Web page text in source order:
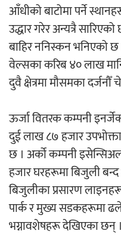
गीति
आँधीको बाटोमा पर्ने
उद्धार गरेर अन्यत्रै
बाहिर ननिस्कन भनिएको छ
वेल्सका करिब ४० लाख
दुवै क्षेत्रमा मौसमका
ऊर्जा वितरक कम्पनी
दुई लाख ८७ हजार
छ । अर्को कम्पनी
हजार घरहरूमा बिजुली
बिजुलीका प्रसारण
पार्क र मुख्य सडकहरूमा
भग्नावशेषहरू देखिएका छन् ।